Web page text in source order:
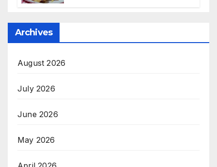
Archives
August 2026
July 2026
June 2026
May 2026